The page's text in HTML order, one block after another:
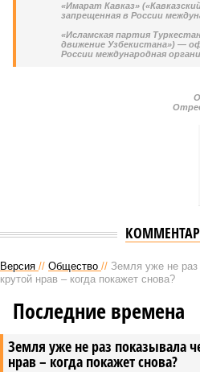
«Имарат Кавказ»
запрещенная в России
«Исламская партия
движение Узбекистана») —
России международная
Версия // Общество // Земля уже не раз
крутой нрав – когда покажет снова?
Земля уже не раз показывала
нрав – когда покажет снова?
Последние времена